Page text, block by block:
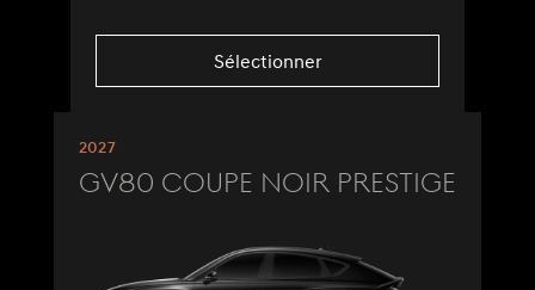
Sélectionner
2027
GV80 Coupe Noir Prestige